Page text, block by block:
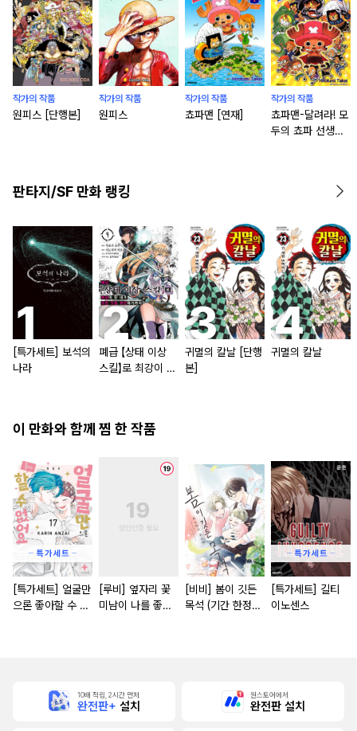
작가의 작품
원피스 [단행본]
작가의 작품
원피스
작가의 작품
쵸파맨 [연재]
작가의 작품
쵸파맨-달려라! 모
두의 쵸파 선생님-
판타지/SF 만화 랭킹
[특가세트] 보석의
나라
폐급 【상태 이상
스킬】로 최강이 된
귀멸의 칼날 [단행
본]
귀멸의 칼날
이 만화와 함께 찜 한 작품
[특가세트] 얼굴만
으론 좋아할 수 없
[루비] 옆자리 꽃
미남이 나를 좋아
[비비] 봄이 깃든
목석 (기간 한정판)
[특가세트] 길티
이노센스
10배 적립, 2시간 먼저
완전판+ 설치
원스토어에서
완전판 설치